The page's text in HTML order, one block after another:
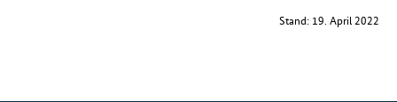
Stand: 19. April 2022